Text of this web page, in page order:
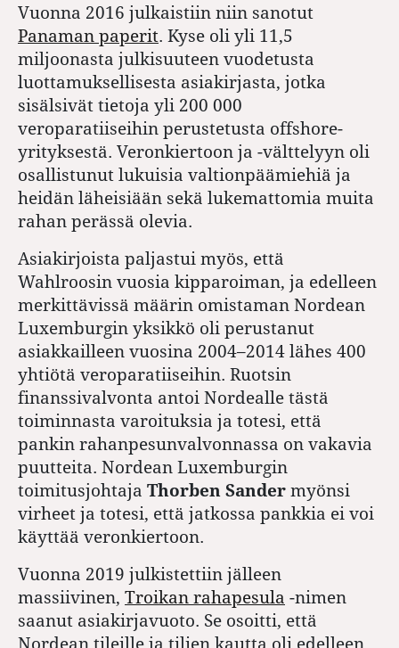
Vuonna 2016 julkaistiin niin sanotut
Panaman paperit. Kyse oli yli 11,5
miljoonasta julkisuuteen vuodetusta
luottamuksellisesta asiakirjasta, jotka
sisälsivät tietoja yli 200 000
veroparatiiseihin perustetusta offshore-
yrityksestä. Veronkiertoon ja -välttelyyn oli
osallistunut lukuisia valtionpäämiehiä ja
heidän läheisiään sekä lukemattomia muita
rahan perässä olevia.
Asiakirjoista paljastui myös, että
Wahlroosin vuosia kipparoiman, ja edelleen
merkittävissä määrin omistaman Nordean
Luxemburgin yksikkö oli perustanut
asiakkailleen vuosina 2004–2014 lähes 400
yhtiötä veroparatiiseihin. Ruotsin
finanssivalvonta antoi Nordealle tästä
toiminnasta varoituksia ja totesi, että
pankin rahanpesunvalvonnassa on vakavia
puutteita. Nordean Luxemburgin
toimitusjohtaja Thorben Sander myönsi
virheet ja totesi, että jatkossa pankkia ei voi
käyttää veronkiertoon.
Vuonna 2019 julkistettiin jälleen
massiivinen, Troikan rahapesula -nimen
saanut asiakirjavuoto. Se osoitti, että
Nordean tileille ja tilien kautta oli edelleen